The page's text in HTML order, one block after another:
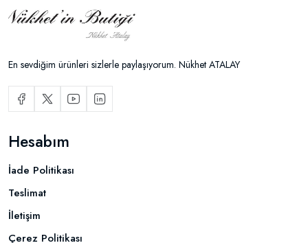
En sevdiğim ürünleri sizlerle paylaşıyorum. Nükhet ATALAY
Hesabım
İade Politikası
Teslimat
İletişim
Çerez Politikası